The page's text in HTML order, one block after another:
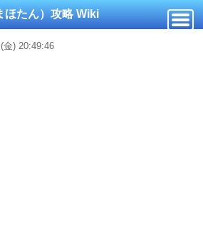
ほたん）攻略 Wiki
金) 20:49:46